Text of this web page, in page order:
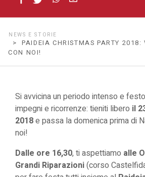
NEWS E STORIE
> PAIDEIA CHRISTMAS PARTY 2018:
CON NOI!
Si avvicina un periodo intenso e
impegni e ricorrenze: tieniti libero il
2018e passa la domenica prima di
noi!
Dalle ore 16,30, ti aspettiamo alle
Grandi Riparazioni(corso